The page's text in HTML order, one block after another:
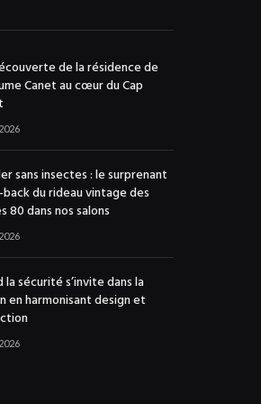
de la résidence de
Canet au cœur du Cap
sans insectes : le surprenant
du rideau vintage des
80 dans nos salons
la sécurité s’invite dans la
en harmonisant design et